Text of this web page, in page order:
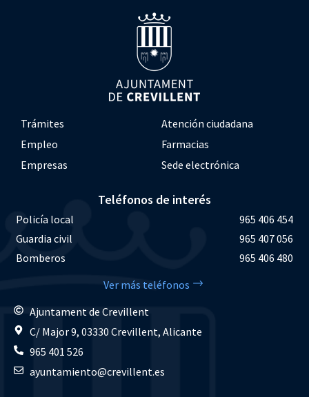
Trámites
Atención ciudadana
Empleo
Farmacias
Empresas
Sede electrónica
Teléfonos de interés
Policía local
965 406 454
Guardia civil
965 407 056
Bomberos
965 406 480
Ver más teléfonos
Ajuntament de Crevillent
C/ Major 9, 03330 Crevillent, Alicante
965 401 526
ayuntamiento@crevillent.es